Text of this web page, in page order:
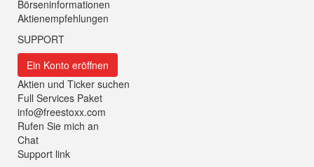
Börseninformationen
Aktienempfehlungen
SUPPORT
Ein Konto eröffnen
Aktien und Ticker suchen
Full Services Paket
info@freestoxx.com
Rufen Sie mich an
Chat
Support link